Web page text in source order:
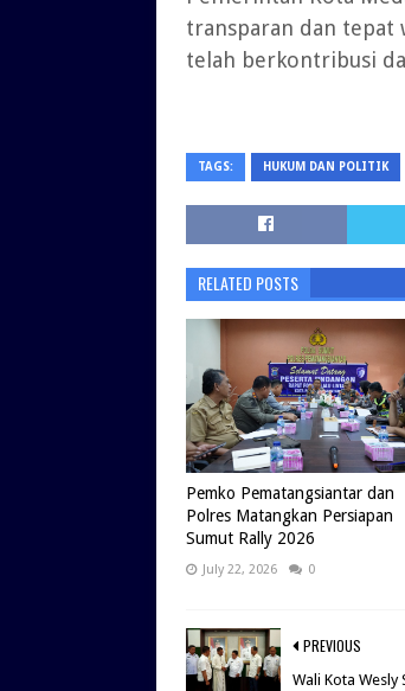
transparan dan tepat
telah berkontribusi
TAGS: HUKUM DAN POLITIK
RELATED POSTS
Pemko Pematangsiantar dan
Polres Matangkan Persiapan
Sumut Rally 2026
July 22, 2026 0
PREVIOUS
Wali Kota Wesly